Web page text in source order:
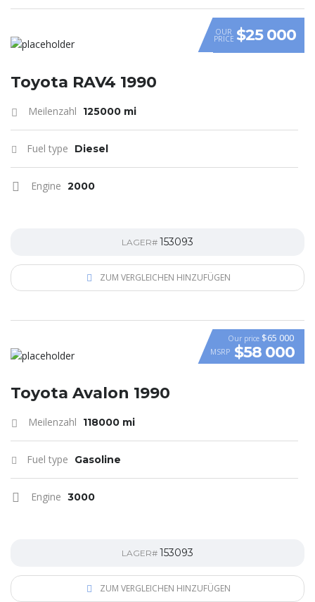
OUR
PRICE $25 000
Toyota RAV4 1990
Meilenzahl 125000 mi
Fuel type Diesel
Engine 2000
LAGER# 153093
ZUM VERGLEICHEN HINZUFÜGEN
VIDEO
Our price $65 000
MSRP $58 000
Toyota Avalon 1990
Meilenzahl 118000 mi
Fuel type Gasoline
Engine 3000
LAGER# 153093
ZUM VERGLEICHEN HINZUFÜGEN